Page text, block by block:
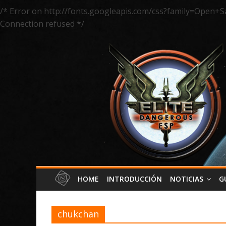
/* Error on http://fonts.googleapis.com/
Connection refused */
HOME INTRODUCCIÓN NOTICIAS
chukchan